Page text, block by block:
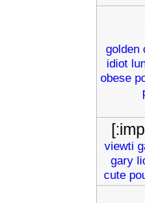
golden
idiot
obese
viewti
gary
cute